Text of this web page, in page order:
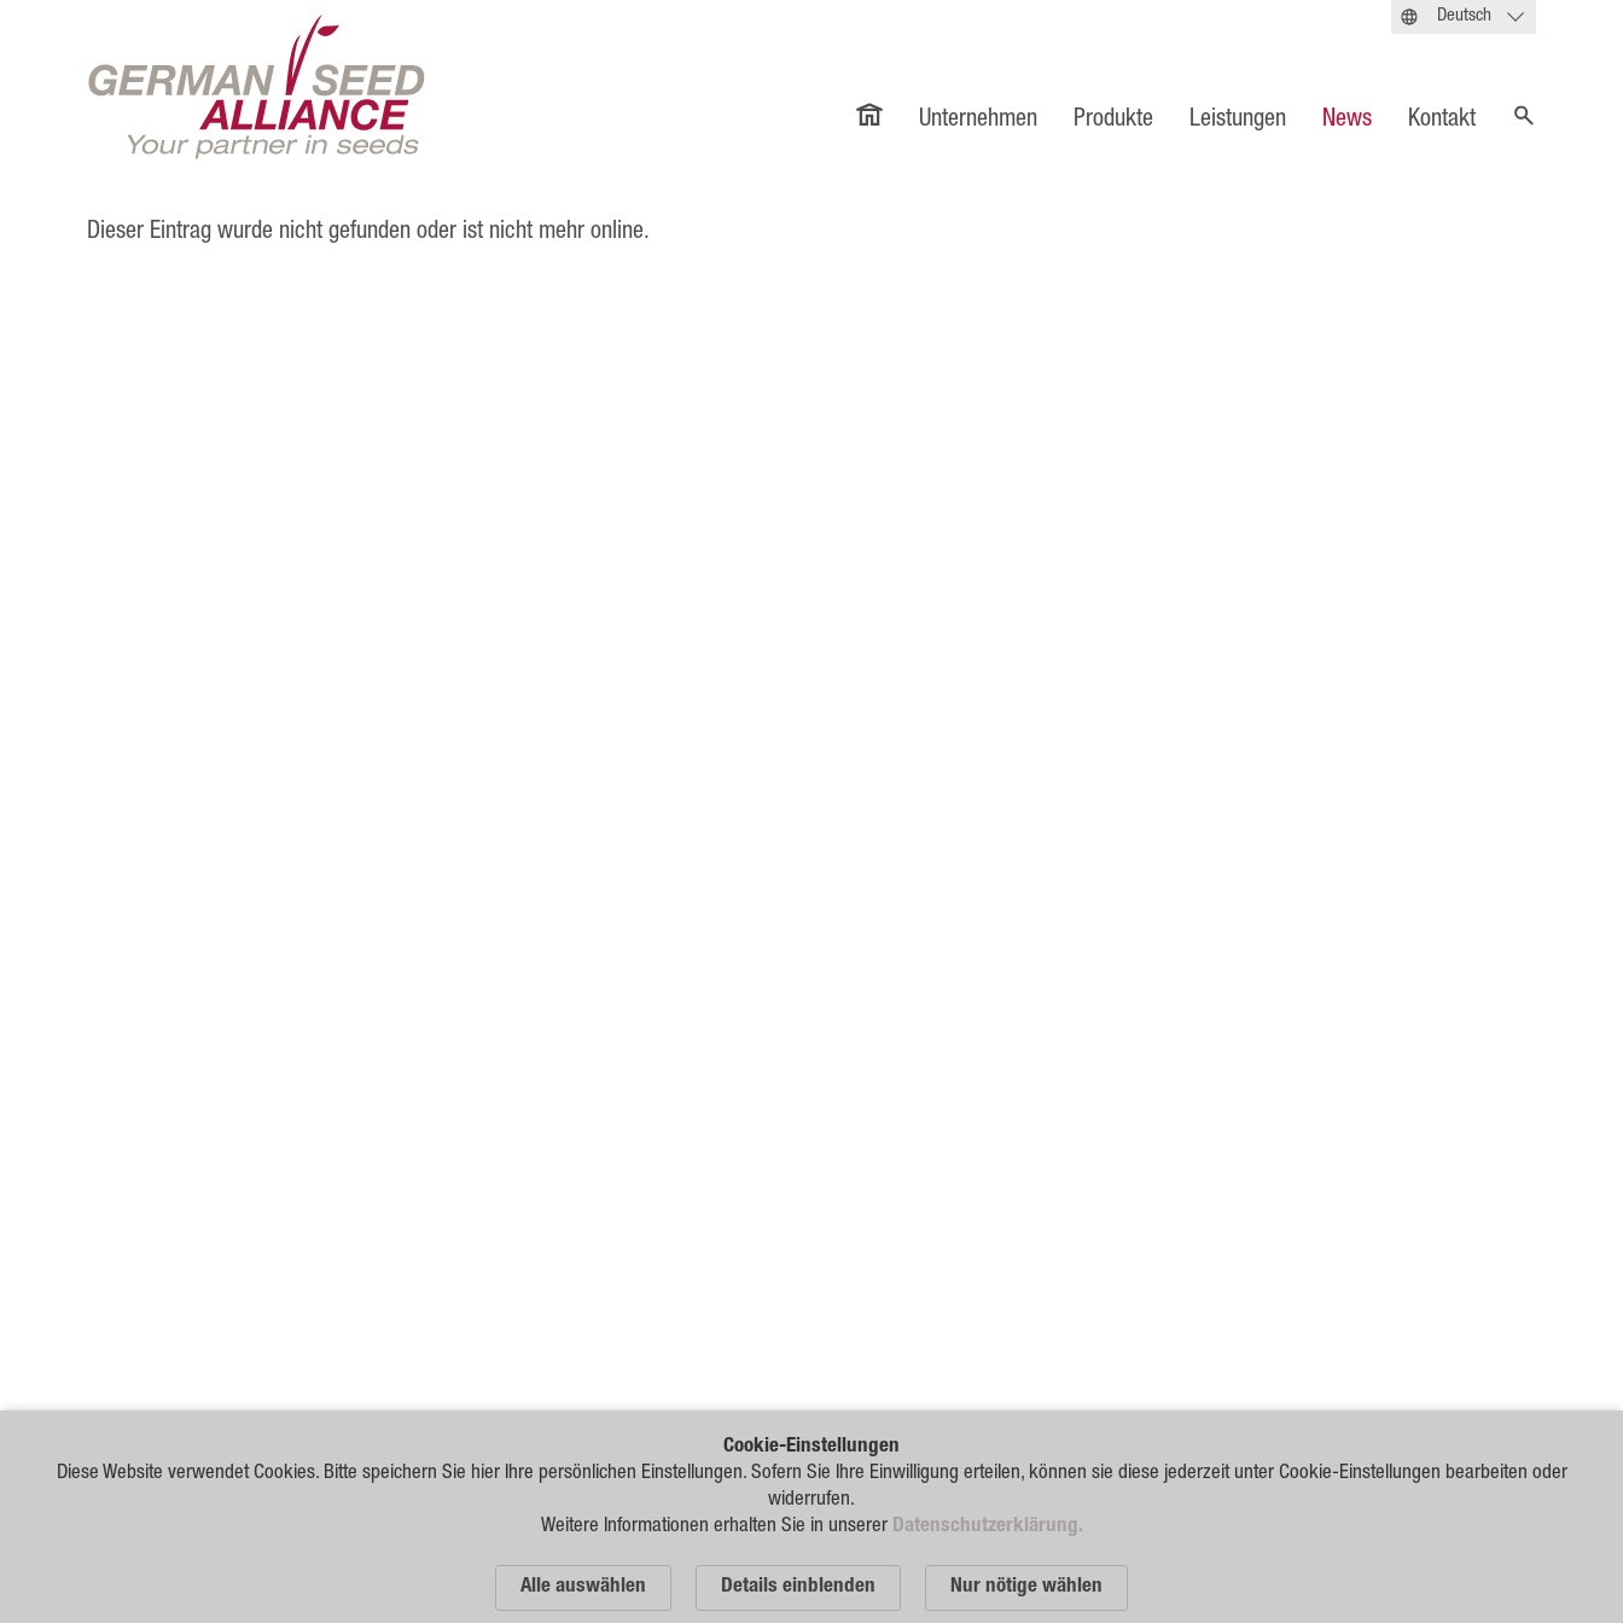
Cookie-Einstellungen
Diese Website verwendet Cookies. Bitte speichern Sie hier Ihre persönlichen Einstellungen. Sofern Sie Ihre Einwilligung erteilen, können sie diese jederzeit unter Cookie-Einstellungen bearbeiten oder
widerrufen.
Weitere Informationen erhalten Sie in unserer Datenschutzerklärung.
Alle auswählen Details einblenden Nur nötige wählen
Deutsch
Unternehmen Produkte Leistungen News Kontakt
Dieser Eintrag wurde nicht gefunden oder ist nicht mehr online.